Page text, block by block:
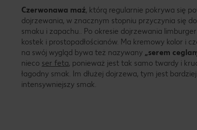
Czerwonawa maź, którą regularnie pokrywa się
dojrzewania, w znacznym stopniu przyczynia się
smaku i zapachu.. Po okresie dojrzewania
kostek i prostopadłościanów. Ma kremowy kolor i
na swój wygląd bywa też nazywany „serem
nieco ser feta, ponieważ jest tak samo twardy i
łagodny smak. Im dłużej dojrzewa, tym jest
intensywniejszy smak.